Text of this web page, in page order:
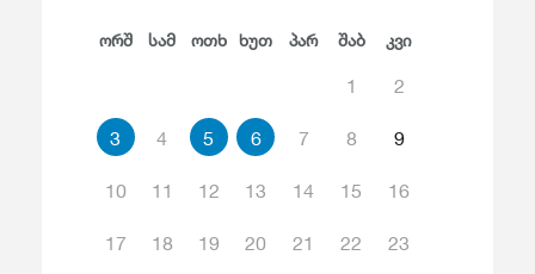
Ორშ Სამ Ოთხ Ხუთ Პარ Შაბ Კვი
1 2
3 4 5 6 7 8 9
10 11 12 13 14 15 16
17 18 19 20 21 22 23